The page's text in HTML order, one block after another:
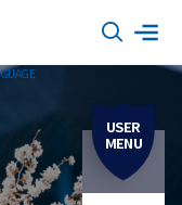
USER
MENU